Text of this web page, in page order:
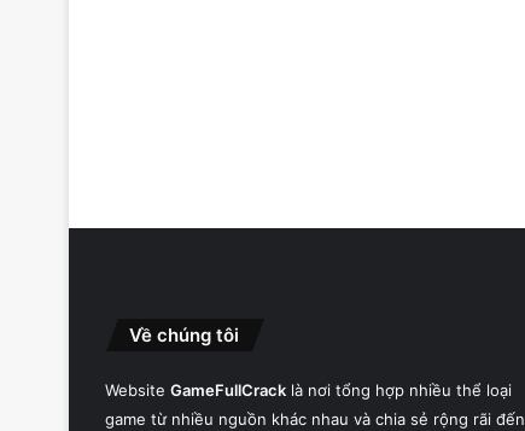
Về chúng tôi
Website GameFullCrack là nơi tổng hợp nhiều thể loại
game từ nhiều nguồn khác nhau và chia sẻ rộng rãi đến